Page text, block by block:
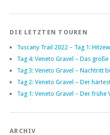
DIE LETZTEN TOUREN
Tuscany Trail 2022 – Tag 1:
Tag 4: Veneto Gravel – Das große
Tag 3: Veneto Gravel – Nachtritt
Tag 2: Veneto Gravel – Der
Tag 1: Veneto Gravel – Der frühe
ARCHIV